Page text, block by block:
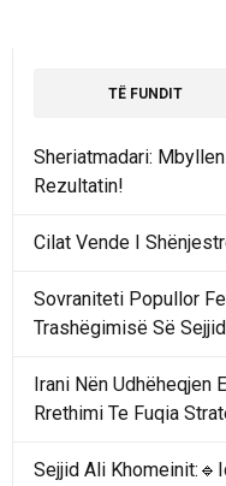
TË FUNDIT
Sheriatmadari:
Rezultatin!
Cilat Vende I
Sovraniteti Popullor
Trashëgimisë Së
Irani Nën Udhëheqjen
Rrethimi Te Fuqia
Sejjid Ali